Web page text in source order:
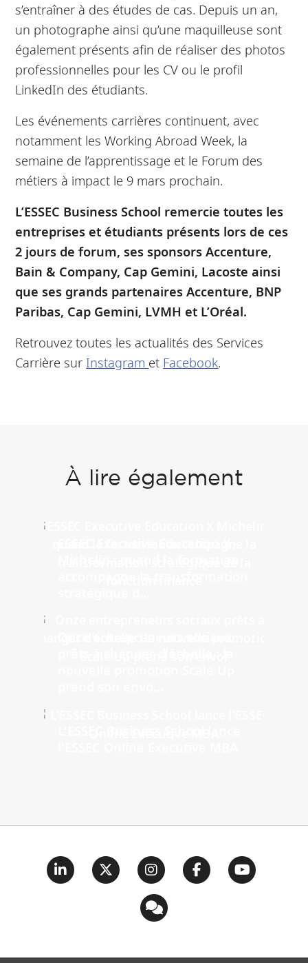
s’entraîner à des études de cas. Depuis un an,
un photographe ainsi qu’une maquilleuse sont
également présents afin de réaliser des photos
professionnelles pour les CV ou le profil
LinkedIn des étudiants.
Les événements carrières continuent, avec
notamment les Working Abroad Week, la
semaine de l’apprentissage et le Forum des
métiers à impact le 9 mars prochain.
L’ESSEC Business School remercie toutes les
entreprises et étudiants présents lors de ces
2 jours de forum, ses sponsors Accenture,
Bain & Company, Cap Gemini, Lacoste ainsi
que ses grands partenaires Accenture, BNP
Paribas, Cap Gemini, LVMH et L’Oréal.
Retrouvez toutes les actualités des Services
Carrière sur Instagram et Facebook.
À lire également